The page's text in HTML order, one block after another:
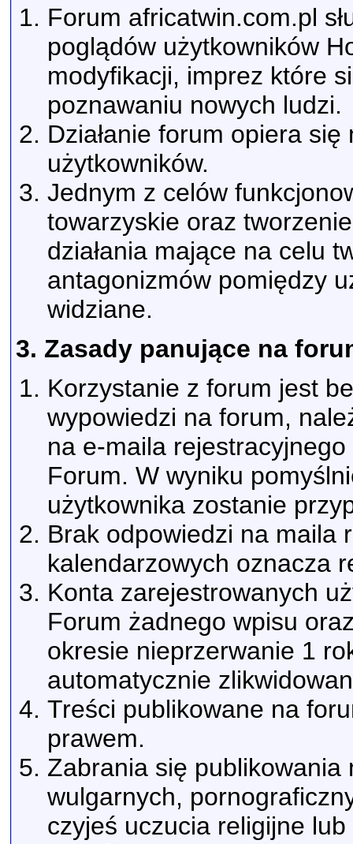
Forum africatwin.com.pl
poglądów użytkowników
modyfikacji, imprez które
poznawaniu nowych ludzi.
Działanie forum opiera
użytkowników.
Jednym z celów
towarzyskie oraz
działania mające na celu
antagonizmów pomiędzy
widziane.
3. Zasady panujące na
Korzystanie z forum jest
wypowiedzi na forum,
na e-maila
Forum. W wyniku
użytkownika zostanie
Brak odpowiedzi na maila
kalendarzowych oznacza
Konta zarejestrowanych
Forum żadnego wpisu
okresie nieprzerwanie 1
automatycznie
Treści publikowane na
prawem.
Zabrania się publikowania
wulgarnych,
czyjeś uczucia religijne